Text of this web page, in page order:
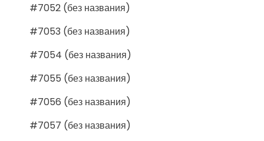
#7052 (без названия)
#7053 (без названия)
#7054 (без названия)
#7055 (без названия)
#7056 (без названия)
#7057 (без названия)